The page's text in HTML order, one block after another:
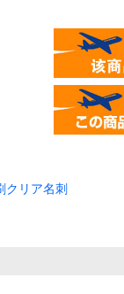
クリア名刺